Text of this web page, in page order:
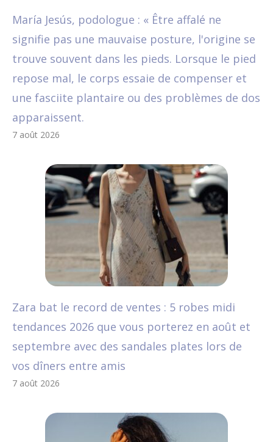
María Jesús, podologue : « Être affalé ne
signifie pas une mauvaise posture, l'origine se
trouve souvent dans les pieds. Lorsque le pied
repose mal, le corps essaie de compenser et
une fasciite plantaire ou des problèmes de dos
apparaissent.
7 août 2026
Zara bat le record de ventes : 5 robes midi
tendances 2026 que vous porterez en août et
septembre avec des sandales plates lors de
vos dîners entre amis
7 août 2026